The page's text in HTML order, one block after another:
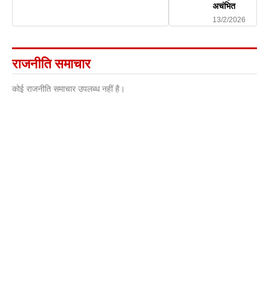
अचंभित
13/2/2026
राजनीति समाचार
कोई राजनीति समाचार उपलब्ध नहीं है।